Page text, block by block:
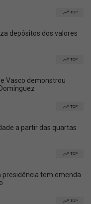
TOP
depósitos dos valores
TOP
Vasco demonstrou
TOP
a partir das quartas
TOP
presidência tem emenda
TOP